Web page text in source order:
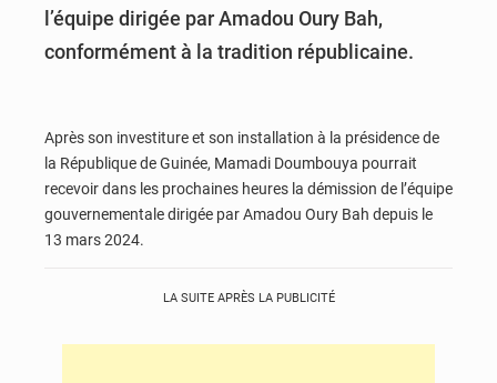
l’équipe dirigée par Amadou Oury Bah,
conformément à la tradition républicaine.
Après son investiture et son installation à la présidence de
la République de Guinée, Mamadi Doumbouya pourrait
recevoir dans les prochaines heures la démission de l’équipe
gouvernementale dirigée par Amadou Oury Bah depuis le
13 mars 2024.
LA SUITE APRÈS LA PUBLICITÉ